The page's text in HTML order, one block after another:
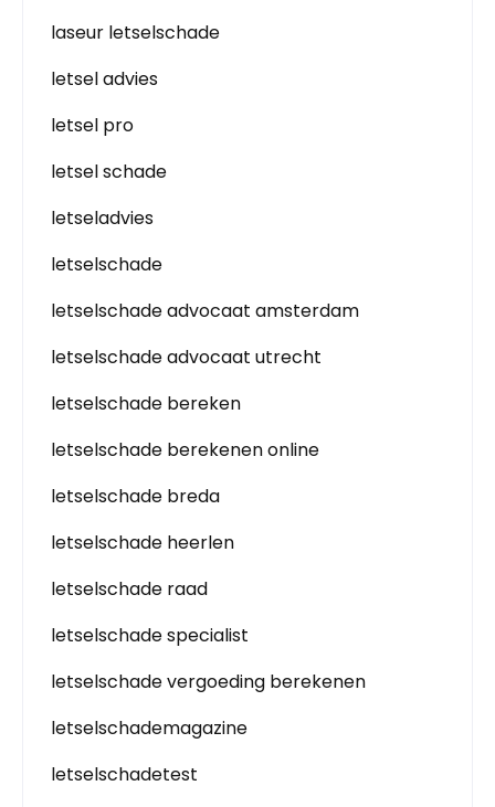
laseur letselschade
letsel advies
letsel pro
letsel schade
letseladvies
letselschade
letselschade advocaat amsterdam
letselschade advocaat utrecht
letselschade bereken
letselschade berekenen online
letselschade breda
letselschade heerlen
letselschade raad
letselschade specialist
letselschade vergoeding berekenen
letselschademagazine
letselschadetest